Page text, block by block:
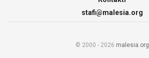
stafi@malesia.org
© 2000 - 2026 malesia.org